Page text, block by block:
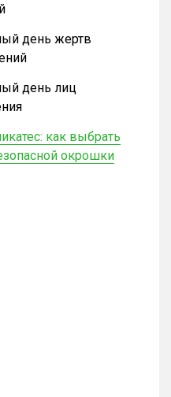
день жертв
день лиц
как выбрать
окрошки